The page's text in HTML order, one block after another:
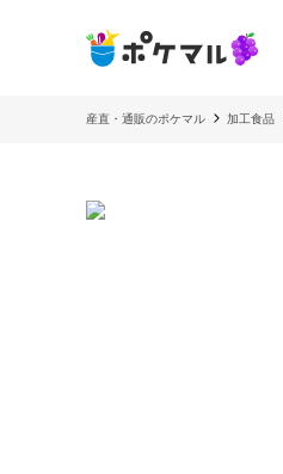
産直・通販のポケマル 加工食品